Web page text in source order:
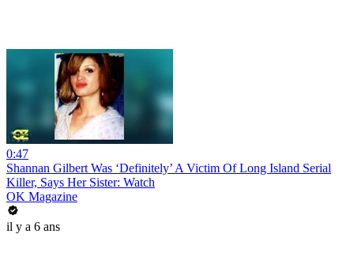
0:47
Shannan Gilbert Was ‘Definitely’ A Victim Of Long Island Serial
Killer, Says Her Sister: Watch
OK Magazine
il y a 6 ans